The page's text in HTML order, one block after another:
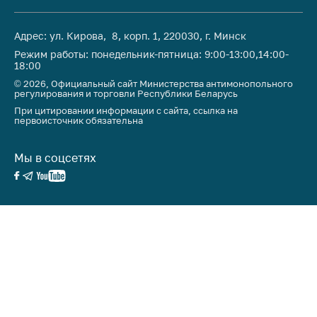
конкурентной
политики
Адрес: ул. Кирова, 8, корп. 1, 220030, г. Минск
Режим работы: понедельник-пятница: 9:00-13:00,14:00-
18:00
© 2026, Официальный сайт Министерства антимонопольного
регулирования и торговли Республики Беларусь
При цитировании информации с сайта, ссылка на
первоисточник обязательна
Мы в соцсетях